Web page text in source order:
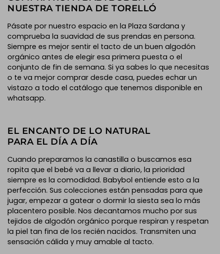
NUESTRA TIENDA DE TORELLÓ
Pásate por nuestro espacio en la Plaza Sardana y
comprueba la suavidad de sus prendas en persona.
Siempre es mejor sentir el tacto de un buen algodón
orgánico antes de elegir esa primera puesta o el
conjunto de fin de semana. Si ya sabes lo que necesitas
o te va mejor comprar desde casa, puedes echar un
vistazo a todo el catálogo que tenemos disponible en
whatsapp.
EL ENCANTO DE LO NATURAL
PARA EL DÍA A DÍA
Cuando preparamos la canastilla o buscamos esa
ropita que el bebé va a llevar a diario, la prioridad
siempre es la comodidad. Babybol entiende esto a la
perfección. Sus colecciones están pensadas para que
jugar, empezar a gatear o dormir la siesta sea lo más
placentero posible. Nos decantamos mucho por sus
tejidos de algodón orgánico porque respiran y respetan
la piel tan fina de los recién nacidos. Transmiten una
sensación cálida y muy amable al tacto.